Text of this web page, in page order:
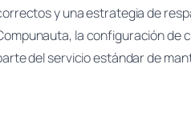
y una estrategia de
la configuración de
del servicio estándar de